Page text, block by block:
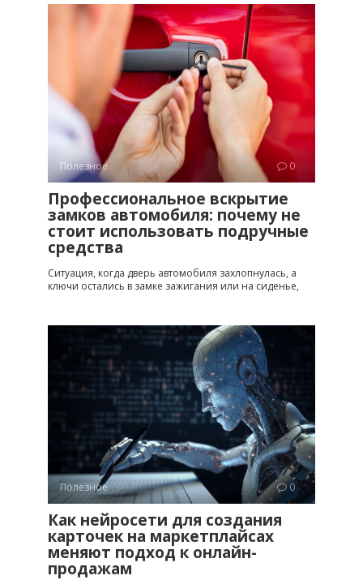
Полезное 0
Профессиональное вскрытие
замков автомобиля: почему не
стоит использовать подручные
средства
Ситуация, когда дверь автомобиля захлопнулась, а
ключи остались в замке зажигания или на сиденье,
Полезное 0
Как нейросети для создания
карточек на маркетплайсах
меняют подход к онлайн-
продажам